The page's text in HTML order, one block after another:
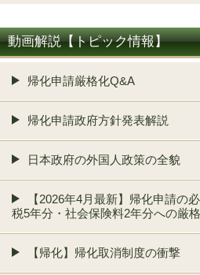
動画解説【トピック情報】
帰化申請厳格化Q&A
帰化申請政府方針発表解説
日本政府の外国人政策の全貌
【2026年4月最新】帰化申請の
税5年分・社会保険料2年分への厳
【帰化】帰化取消制度の衝撃